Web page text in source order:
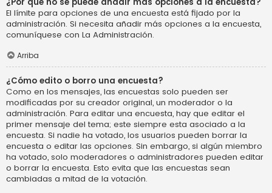
El límite para opciones de una encuesta está fijado por la
administración. Si necesita añadir más opciones a la encuesta,
comuníquese con La Administración.
Arriba
¿Cómo edito o borro una encuesta?
Como en los mensajes, las encuestas solo pueden ser
modificadas por su creador original, un moderador o la
administración. Para editar una encuesta, hay que editar el
primer mensaje del tema; este siempre esta asociado a la
encuesta. Si nadie ha votado, los usuarios pueden borrar la
encuesta o editar las opciones. Sin embargo, si algún miembro
ha votado, solo moderadores o administradores pueden editar
o borrar la encuesta. Esto evita que las encuestas sean
cambiadas a mitad de la votación.